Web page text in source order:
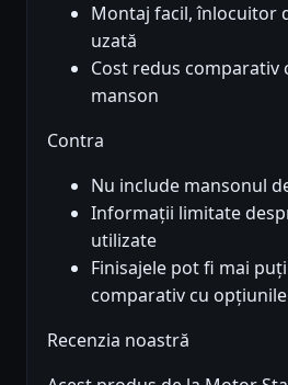
Montaj facil, înlocuitor
uzată
Cost redus comparativ
manson
Contra
Nu include mansonul
Informații limitate
utilizate
Finisajele pot fi mai
comparativ cu opțiunile
Recenzia noastră